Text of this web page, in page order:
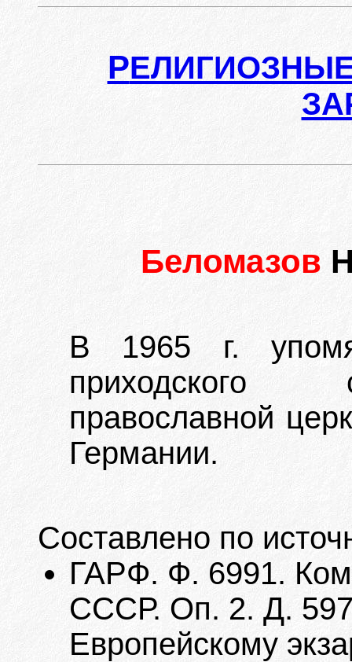
Р
Беломазов
В 1965 г.
приходского
православной
Германии.
Составлено по
ГАРФ. Ф. 6991.
СССР. Оп. 2. Д.
Европейскому